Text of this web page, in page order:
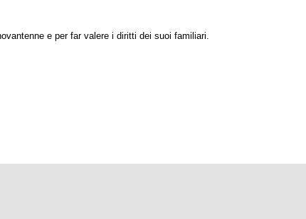
e per far valere i diritti dei suoi familiari.